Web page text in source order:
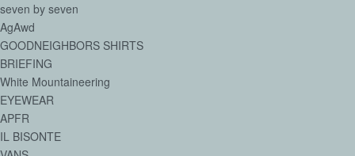
seven by seven
AgAwd
GOODNEIGHBORS SHIRTS
BRIEFING
White Mountaineering
EYEWEAR
APFR
IL BISONTE